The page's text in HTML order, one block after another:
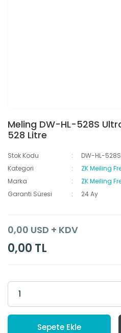
Meling DW-HL-528S
528 Litre
Stok Kodu
DW-HL-528S
Kategori
ZK Meiling
Marka
ZK Meiling
Garanti Süresi
24 Ay
0,00 USD + KDV
0,00 TL
Sepete Ekle